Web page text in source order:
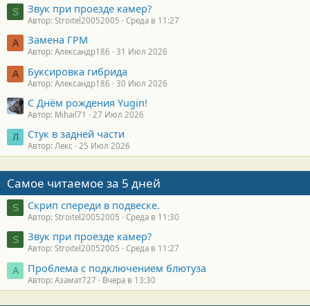
S Звук при проезде камер?
Автор: Stroitel20052005 Среда в 11:27
А Замена ГРМ
Автор: Александр186 31 Июл 2026
А Буксировка гибрида
Автор: Александр186 30 Июл 2026
С Днём рождения Yugin!
Автор: Mihail71 27 Июл 2026
Л Стук в задней части
Автор: Лекс 25 Июл 2026
Самое читаемое за 5 дней
S Скрип спереди в подвеске.
Автор: Stroitel20052005 Среда в 11:30
S Звук при проезде камер?
Автор: Stroitel20052005 Среда в 11:27
А Проблема с подключением блютуза
Автор: Азамат727 Вчера в 13:30